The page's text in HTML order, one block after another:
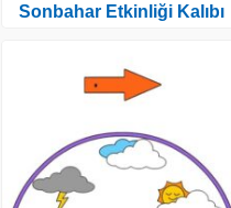
Sonbahar Etkinliği Kalıbı